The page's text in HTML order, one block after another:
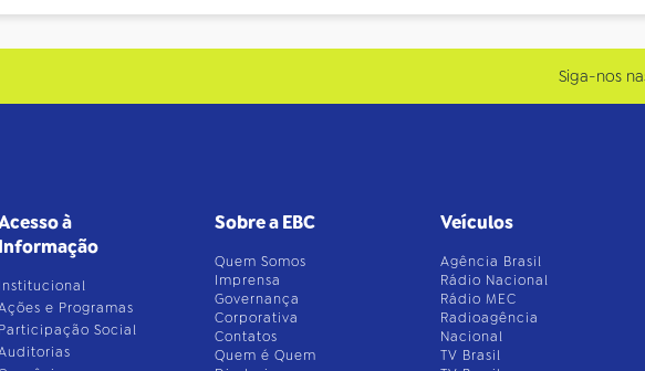
Siga-nos
à
Informação
Institucional
e Programas
Participação Social
Sobre a EBC
Quem Somos
Imprensa
Governança
Corporativa
Contatos
Quem é Quem
Veículos
Agência Brasil
Rádio Nacional
Rádio MEC
Radioagência
Nacional
TV Brasil